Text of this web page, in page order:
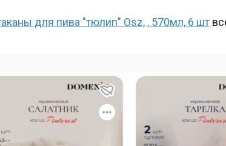
для пива "тюлип" Osz, , 570мл, 6 шт